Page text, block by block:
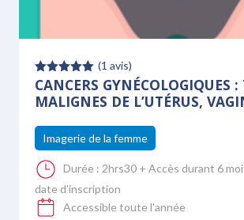
Note5.00
sur 5
(1 avis)
CANCERS GYNÉCOLOGIQUES
MALIGNES DE L’UTÉRUS,
Imagerie de la femme
Durée : 2hrs30 + Accès durant 6
date d’inscription
Accessible toute l'année